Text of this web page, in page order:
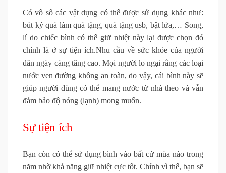
Có vô số các vật dụng có thể được sử dụng khác như:
bút ký quà làm quà tặng, quà tặng usb, bật lửa,… Song,
lí do chiếc bình có thể giữ nhiệt này lại được chọn đó
chính là ở sự tiện ích.Nhu cầu về sức khỏe của người
dân ngày càng tăng cao. Mọi người lo ngại rằng các loại
nước ven đường không an toàn, do vậy, cái bình này sẽ
giúp người dùng có thể mang nước từ nhà theo và vẫn
đảm bảo độ nóng (lạnh) mong muốn.
Sự tiện ích
Bạn còn có thể sử dụng bình vào bất cứ mùa nào trong
năm nhờ khả năng giữ nhiệt cực tốt. Chính vì thế, bạn sẽ